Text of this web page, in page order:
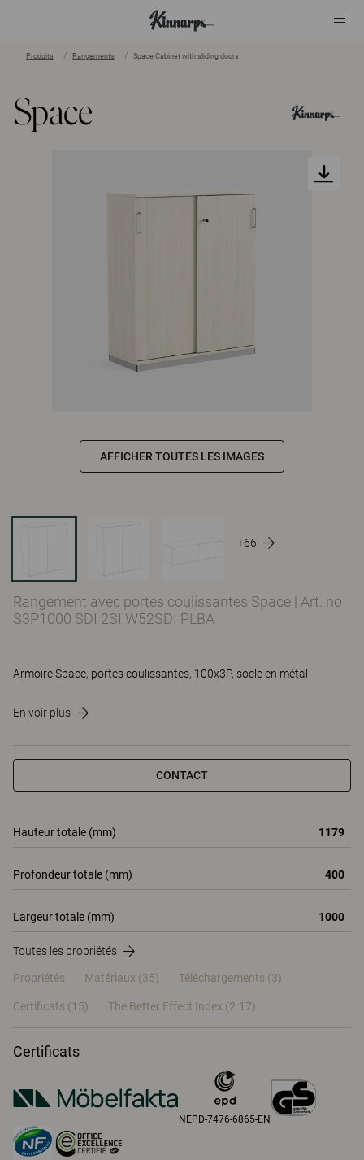
Produits Rangements Space Cabinet with sliding doors
Space
AFFICHER TOUTES LES IMAGES
+66
Rangement avec portes coulissantes Space | Art. no
S3P1000 SDI 2SI W52SDI PLBA
Armoire Space, portes coulissantes, 100x3P, socle en métal
En voir plus
CONTACT
Hauteur totale (mm) 1179
Profondeur totale (mm) 400
Largeur totale (mm) 1000
Toutes les propriétés
Propriétés Matériaux (35) Téléchargements (3)
Certificats (15) The Better Effect Index (2.17)
Certificats
NEPD-7476-6865-EN